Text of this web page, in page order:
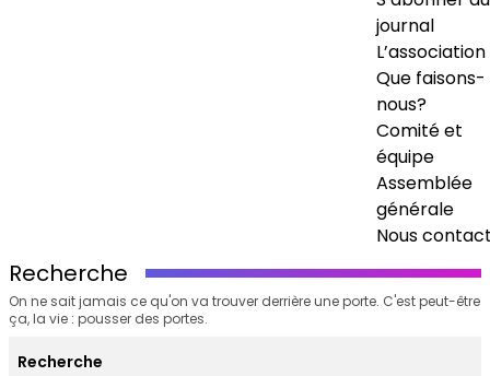
journal
L’association
Que faisons-
nous?
Comité et
équipe
Assemblée
générale
Nous
Recherche
On ne sait jamais ce qu'on va trouver derrière une porte. C'est peut-être
ça, la vie : pousser des portes.
Recherche